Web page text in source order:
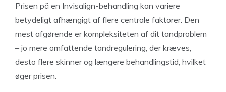
Prisen på en Invisalign-behandling kan variere
betydeligt afhængigt af flere centrale faktorer. Den
mest afgørende er kompleksiteten af dit tandproblem
– jo mere omfattende tandregulering, der kræves,
desto flere skinner og længere behandlingstid, hvilket
øger prisen.